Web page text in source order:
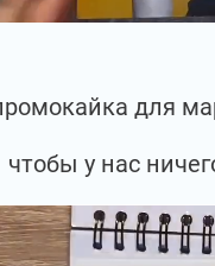
для
чтобы у нас